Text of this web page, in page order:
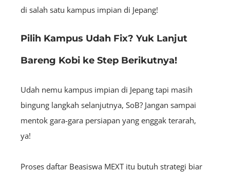
di salah satu kampus impian di Jepang!
Pilih Kampus Udah Fix? Yuk Lanjut
Bareng Kobi ke Step Berikutnya!
Udah nemu kampus impian di Jepang tapi masih
bingung langkah selanjutnya, SoB? Jangan sampai
mentok gara-gara persiapan yang enggak terarah,
ya!
Proses daftar Beasiswa MEXT itu butuh strategi biar